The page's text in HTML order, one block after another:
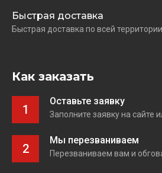
Быстрая доставка
Быстрая доставка по всей
Как заказать
1
Оставьте заявку
Заполните заявку на сайте
2
Мы перезваниваем
Перезваниваем вам и